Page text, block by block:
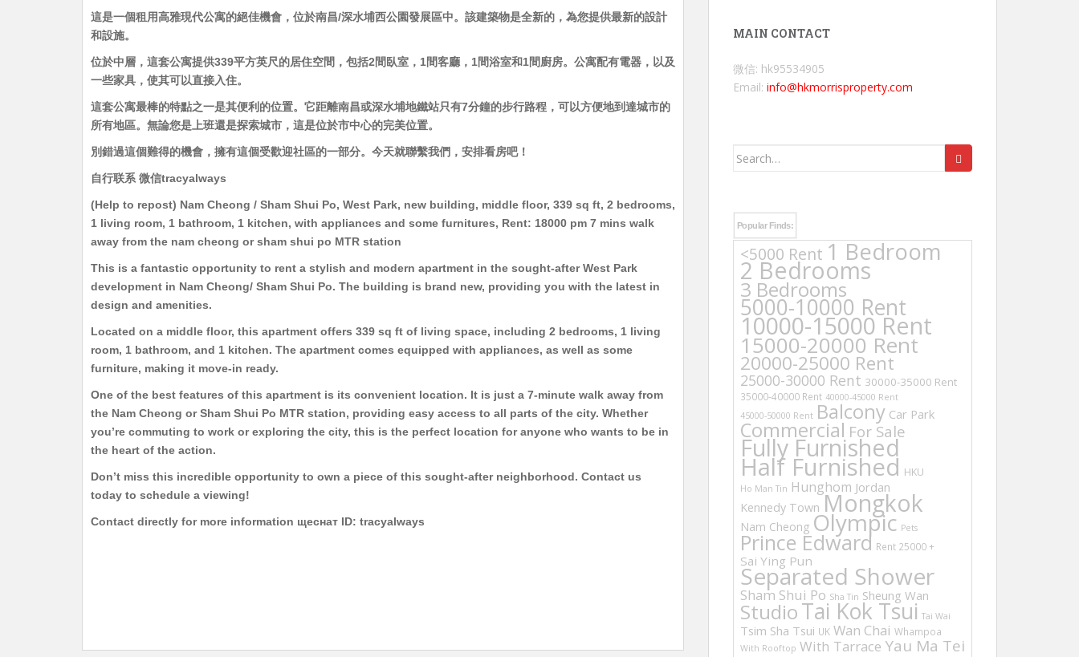
這是一個租用高雅現代公寓的絕佳機會，位於南昌/深水埔西公園發展區中。該建築物是全新的，為您提供最新的設計
和設施。
位於中層，這套公寓提供339平方英尺的居住空間，包括2間臥室，1間客廳，1間浴室和1間廚房。公寓配有電器，以及
一些家具，使其可以直接入住。
這套公寓最棒的特點之一是其便利的位置。它距離南昌或深水埔地鐵站只有7分鐘的步行路程，可以方便地到達城市的
所有地區。無論您是上班還是探索城市，這是位於市中心的完美位置。
別錯過這個難得的機會，擁有這個受歡迎社區的一部分。今天就聯繫我們，安排看房吧！
自行联系 微信tracyalways
(Help to repost) Nam Cheong / Sham Shui Po, West Park, new building, middle floor, 339 sq ft, 2 bedrooms,
1 living room, 1 bathroom, 1 kitchen, with appliances and some furnitures, Rent: 18000 pm 7 mins walk
away from the nam cheong or sham shui po MTR station
This is a fantastic opportunity to rent a stylish and modern apartment in the sought-after West Park
development in Nam Cheong/ Sham Shui Po. The building is brand new, providing you with the latest in
design and amenities.
Located on a middle floor, this apartment offers 339 sq ft of living space, including 2 bedrooms, 1 living
room, 1 bathroom, and 1 kitchen. The apartment comes equipped with appliances, as well as some
furniture, making it move-in ready.
One of the best features of this apartment is its convenient location. It is just a 7-minute walk away from
the Nam Cheong or Sham Shui Po MTR station, providing easy access to all parts of the city. Whether
you’re commuting to work or exploring the city, this is the perfect location for anyone who wants to be in
the heart of the action.
Don’t miss this incredible opportunity to own a piece of this sought-after neighborhood. Contact us
today to schedule a viewing!
Contact directly for more information щеснат ID: tracyalways
MAIN CONTACT
微信: hk95534905
Email: info@hkmorrisproperty.com
Search
Popular Finds:
<5000 Rent 1 Bedroom
2 Bedrooms
3 Bedrooms
5000-10000 Rent
10000-15000 Rent
15000-20000 Rent
20000-25000 Rent
25000-30000 Rent 30000-35000 Rent
35000-40000 Rent 40000-45000 Rent
45000-50000 Rent Balcony Car Park
Commercial For Sale
Fully Furnished
Half Furnished HKU
Ho Man Tin Hunghom Jordan
Kennedy Town Mongkok
Nam Cheong Olympic Pets
Prince Edward Rent 25000 +
Sai Ying Pun
Separated Shower
Sham Shui Po Sha Tin Sheung Wan
StudioTai Kok Tsui Tai Wai
Tsim Sha Tsui UK Wan Chai Whampoa
With Rooftop With Tarrace Yau Ma Tei